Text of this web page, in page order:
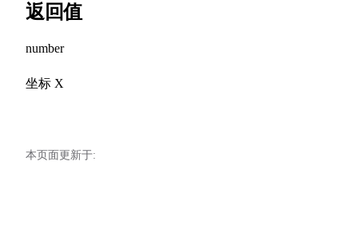
返回值
number
坐标 X
本页面更新于: